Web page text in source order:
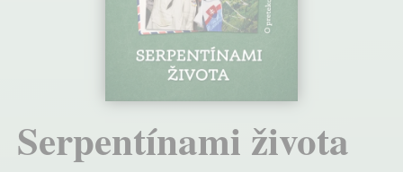
Serpentínami života